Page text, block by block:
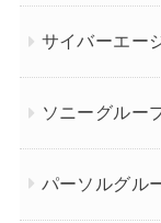
サイバーエー
ソニーグルー
パーソルグル